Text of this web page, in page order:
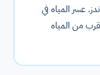
عسر المياه في
من المياه